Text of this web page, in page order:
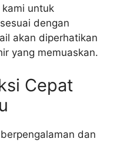
untuk
dengan
akan diperhatikan
yang memuaskan.
Cepat
dan